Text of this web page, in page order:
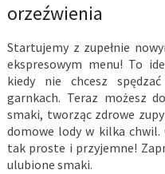
orzeźwienia
Startujemy z zupełnie
ekspresowym menu! To
kiedy nie chcesz
garnkach. Teraz możesz
smaki, tworząc zdrowe
domowe lody w kilka chwil.
tak proste i przyjemne!
ulubione smaki.